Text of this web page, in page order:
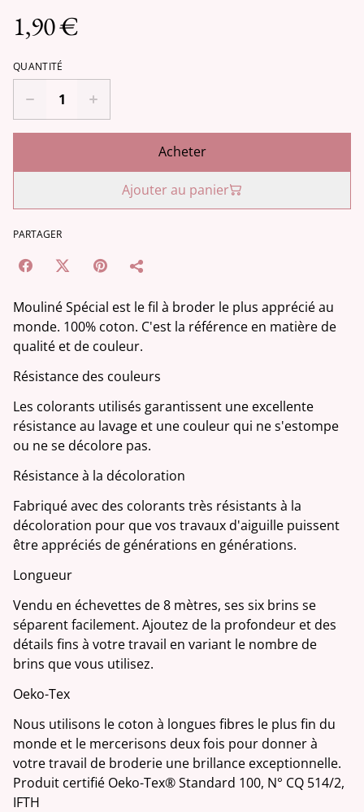
1,90 €
QUANTITÉ
Acheter
Ajouter au panier
PARTAGER
Mouliné Spécial est le fil à broder le plus apprécié au
monde. 100% coton. C'est la référence en matière de
qualité et de couleur.
Résistance des couleurs
Les colorants utilisés garantissent une excellente
résistance au lavage et une couleur qui ne s'estompe
ou ne se décolore pas.
Résistance à la décoloration
Fabriqué avec des colorants très résistants à la
décoloration pour que vos travaux d'aiguille puissent
être appréciés de générations en générations.
Longueur
Vendu en échevettes de 8 mètres, ses six brins se
séparent facilement. Ajoutez de la profondeur et des
détails fins à votre travail en variant le nombre de
brins que vous utilisez.
Oeko-Tex
Nous utilisons le coton à longues fibres le plus fin du
monde et le mercerisons deux fois pour donner à
votre travail de broderie une brillance exceptionnelle.
Produit certifié Oeko-Tex® Standard 100, N° CQ 514/2,
IFTH